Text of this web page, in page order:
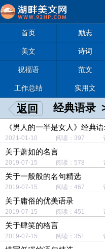
首页 励志
美文 诗词
祝福语 范文
工作总结 实用文
返回 经典语录
《男人的一半是女人》经典
2021-01-10 阅读：397 评
关于萧如的名言
2019-07-15 阅读：578 评
关于一般般的名句精选
2019-07-15 阅读：467 评
关于庸俗的优美语录
2019-07-15 阅读：451 评
关于肆笑的格言
2019-07-15 阅读：351 评